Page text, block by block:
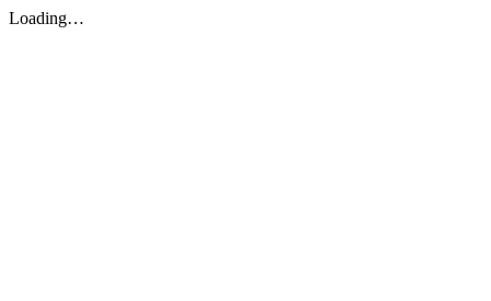
Loading…